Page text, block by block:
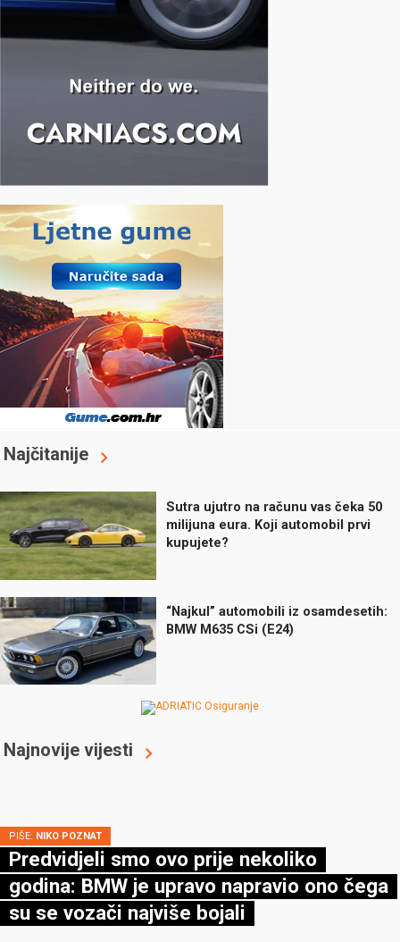
Najčitanije
Sutra ujutro na računu vas čeka 50
milijuna eura. Koji automobil prvi
kupujete?
“Najkul” automobili iz osamdesetih:
BMW M635 CSi (E24)
Najnovije vijesti
PIŠE: NIKO POZNAT
Predvidjeli smo ovo prije nekoliko
godina: BMW je upravo napravio ono čega
su se vozači najviše bojali